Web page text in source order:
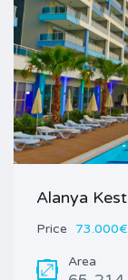
Alanya
Price 73.000€
Area